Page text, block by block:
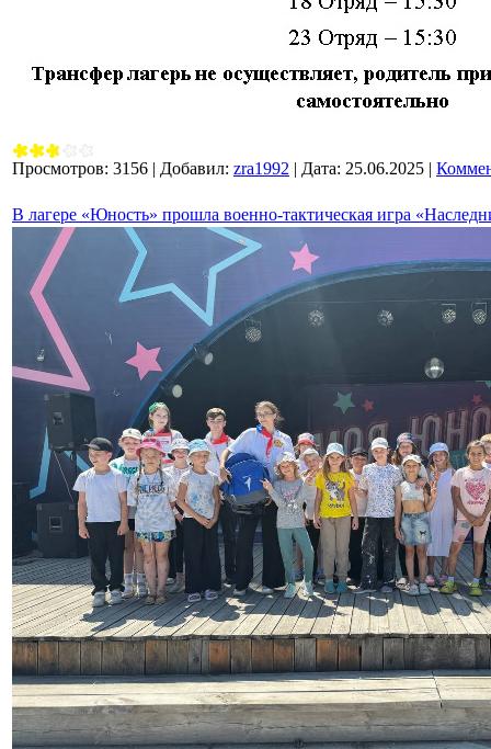
Просмотров: 3156 | Добавил: zra1992 | Дата: 25.06.2025 |
В лагере «Юность» прошла военно-тактическая игра